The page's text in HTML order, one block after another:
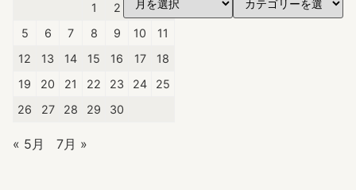
1
2 3
4
5
6 7 8 9 10
11
12
13 14 15 16 17
18
19
20 21 22 23 24
25
26
27 28 29 30
« 5月 7月 »